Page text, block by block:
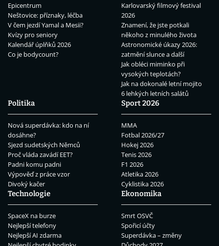
Epicentrum
Neštovice: příznaky, léčba
V čem jezdí Yamal a Mesii?
Kvízy pro seniory
Kalendář úplňků 2026
Co je bodycount?
Karlovarský filmový festival
2026
Znamení, že jste potkali
někoho z minulého života
Astronomické úkazy 2026:
zatmění slunce a další
Jak obléci miminko při
vysokých teplotách?
Jak na dokonalé letní mojito
6 lehkých letních salátů
Politika
Nová superdávka: kdo na ní
dosáhne?
Sjezd sudetských Němců
Proč vláda zavádí EET?
Padni komu padni
Výpověď z práce vzor
Divoký kačer
Sport 2026
MMA
Fotbal 2026/27
Hokej 2026
Tenis 2026
F1 2026
Atletika 2026
Cyklistika 2026
Technologie
SpaceX na burze
Nejlepší telefony
Nejlepší AI zdarma
Ekonomika
Smrt OSVČ
Spořicí účty
Superdávka – změny